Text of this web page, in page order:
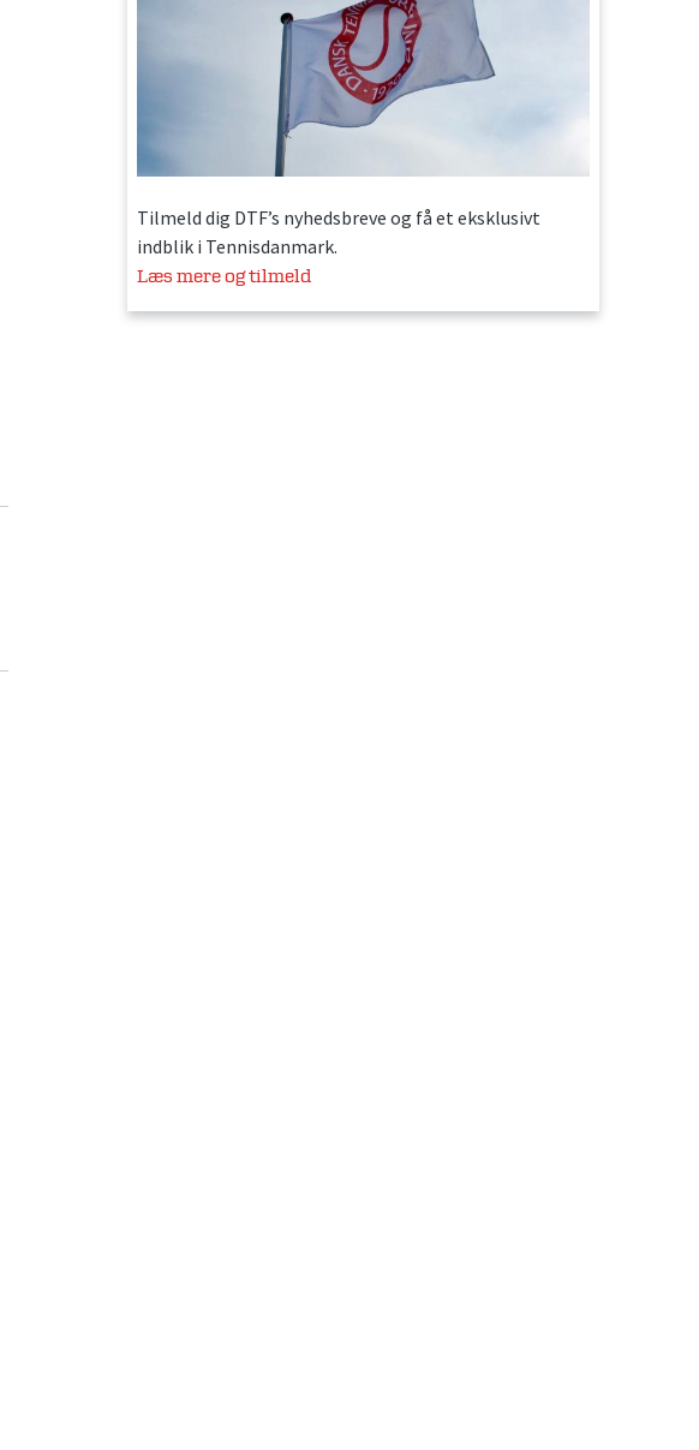
Tilmeld dig DTF’s nyhedsbreve og få et eksklusivt
indblik i Tennisdanmark.
Læs mere og tilmeld